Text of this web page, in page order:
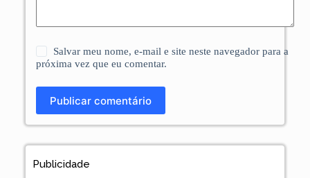
Salvar meu nome, e-mail e site neste navegador para a
próxima vez que eu comentar.
Publicar comentário
Publicidade